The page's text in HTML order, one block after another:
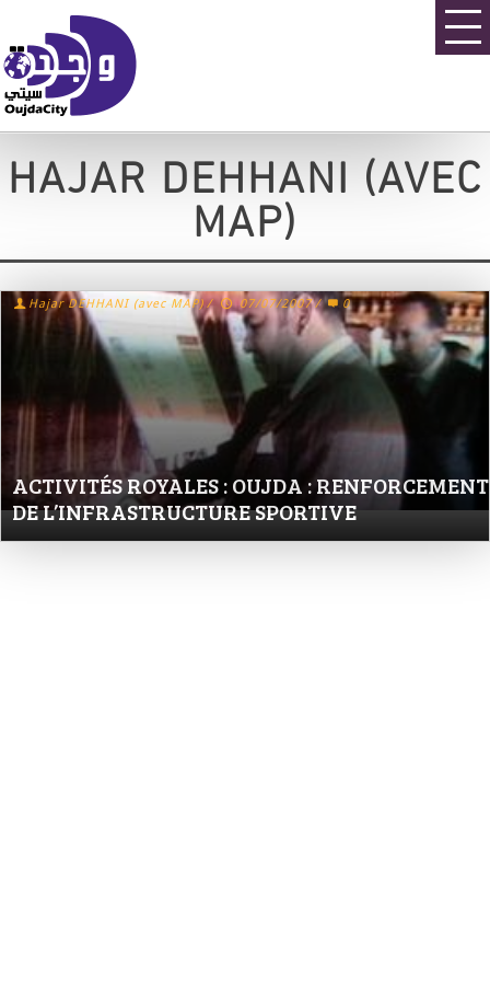
HAJAR DEHHANI (AVEC
MAP)
ACTIVITÉS ROYALES : OUJDA : RENFORCEMENT
DE L’INFRASTRUCTURE SPORTIVE
Hajar DEHHANI (avec MAP) / 07/07/2007 / 0